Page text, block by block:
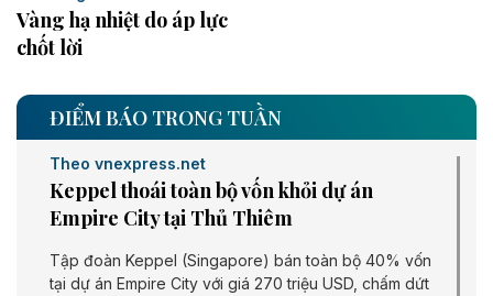
Vàng hạ nhiệt do áp lực
chốt lời
ĐIỂM BÁO TRONG TUẦN
Theo vnexpress.net
Keppel thoái toàn bộ vốn khỏi dự án
Empire City tại Thủ Thiêm
Tập đoàn Keppel (Singapore) bán toàn bộ 40% vốn
tại dự án Empire City với giá 270 triệu USD, chấm dứt